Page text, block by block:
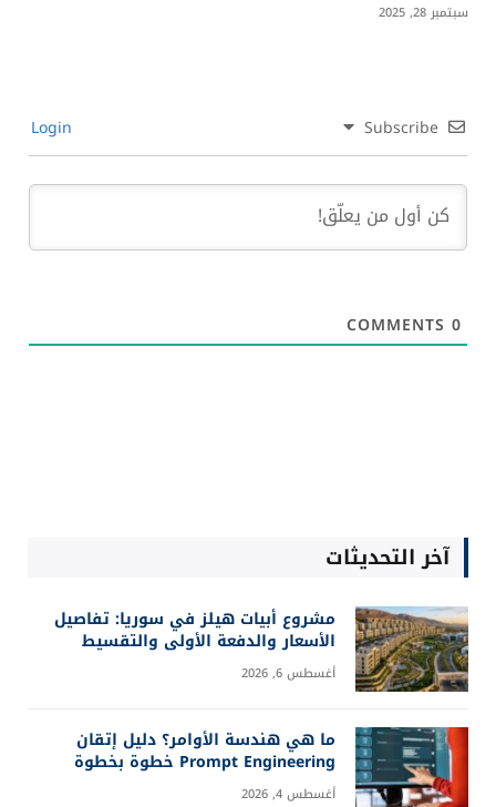
سبتمبر 28, 2025
Subscribe
0
آخر التحديثات
مشروع أبيات هيلز في سوريا: تفاصيل
الأسعار والدفعة الأولى والتقسيط
أغسطس 6, 2026
ما هي هندسة الأوامر؟ دليل إتقان
Prompt Engineering خطوة بخطوة
أغسطس 4, 2026